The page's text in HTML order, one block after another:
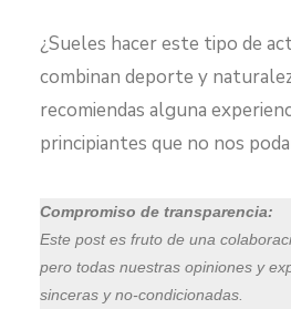
¿Sueles hacer este tipo de
combinan deporte y
recomiendas alguna
principiantes que no nos
Compromiso de transparencia:
Este post es fruto de una
pero todas nuestras opiniones y
sinceras y no-condicionadas.